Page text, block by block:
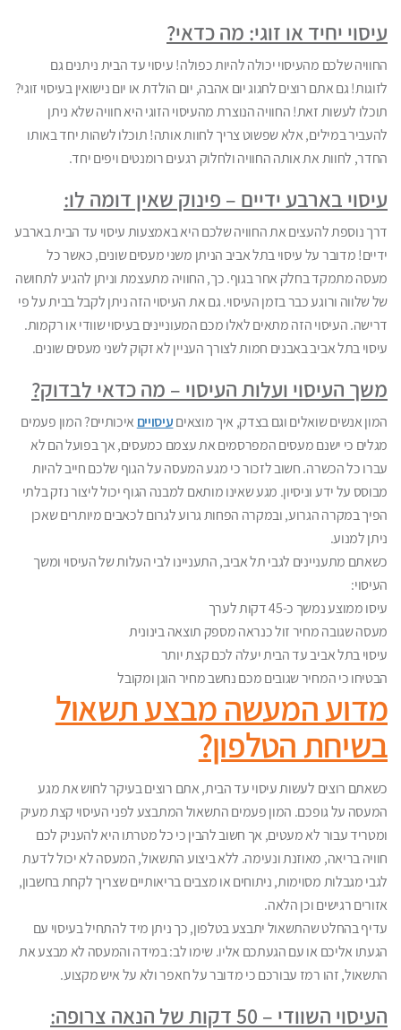
עיסוי יחיד או זוגי: מה כדאי?
החוויה שלכם מהעיסוי יכולה להיות כפולה! עיסוי עד הבית ניתנים גם
לזוגות! גם אתם רוצים לחגוג יום אהבה, יום הולדת או יום נישואין בעיסוי זוגי?
תוכלו לעשות זאת! החוויה הנוצרת מהעיסוי הזוגי היא חוויה שלא ניתן
להעביר במילים, אלא שפשוט צריך לחוות אותה! תוכלו לשהות יחד באותו
החדר, לחוות את אותה החוויה ולחלוק רגעים רומנטים ויפים יחד.
עיסוי בארבע ידיים – פינוק שאין דומה לו:
דרך נוספת להעצים את החוויה שלכם היא באמצעות עיסוי עד הבית בארבע
ידיים! מדובר על עיסוי בתל אביב הניתן משני מעסים שונים, כאשר כל
מעסה מתמקד בחלק אחר בגוף. כך, החוויה מתעצמת וניתן להגיע לתחושה
של שלווה ורוגע כבר בזמן העיסוי. גם את העיסוי הזה ניתן לקבל בבית על פי
דרישה. העיסוי הזה מתאים לאלו מכם המעוניינים בעיסוי שוודי או רקמות.
עיסוי בתל אביב באבנים חמות לצורך העניין לא זקוק לשני מעסים שונים.
משך העיסוי ועלות העיסוי – מה כדאי לבדוק?
המון אנשים שואלים וגם בצדק, איך מוצאים עיסויים איכותיים? המון פעמים
מגלים כי ישנם מעסים המפרסמים את עצמם כמעסים, אך בפועל הם לא
עברו כל הכשרה. חשוב לזכור כי מגע המעסה על הגוף שלכם חייב להיות
מבוסס על ידע וניסיון. מגע שאינו מותאם למבנה הגוף יכול ליצור נזק בלתי
הפיך במקרה הגרוע, ובמקרה הפחות גרוע לגרום לכאבים מיותרים שאכן
ניתן למנוע.
כשאתם מתעניינים לגבי תל אביב, התעניינו לבי העלות של העיסוי ומשך
העיסוי:
עיסו ממוצע נמשך כ-45 דקות לערך
מעסה שגובה מחיר זול כנראה מספק תוצאה בינונית
עיסוי בתל אביב עד הבית יעלה לכם קצת יותר
הבטיחו כי המחיר שגובים מכם נחשב מחיר הוגן ומקובל
מדוע המעשה מבצע תשאול
בשיחת הטלפון?
כשאתם רוצים לעשות עיסוי עד הבית, אתם רוצים בעיקר לחוש את מגע
המעסה על גופכם. המון פעמים התשאול המתבצע לפני העיסוי קצת מעיק
ומטריד עבור לא מעטים, אך חשוב להבין כי כל מטרתו היא להעניק לכם
חוויה בריאה, מאוזנת ונעימה. ללא ביצוע התשאול, המעסה לא יכול לדעת
לגבי מגבלות מסוימות, ניתוחים או מצבים בריאותיים שצריך לקחת בחשבון,
אזורים רגישים וכן הלאה.
עדיף בהחלט שהתשאול יתבצע בטלפון, כך ניתן מיד להתחיל בעיסוי עם
הגעתו אליכם או עם הגעתכם אליו. שימו לב: במידה והמעסה לא מבצע את
התשאול, זהו רמז עבורכם כי מדובר על חאפר ולא על איש מקצוע.
העיסוי השוודי – 50 דקות של הנאה צרופה: